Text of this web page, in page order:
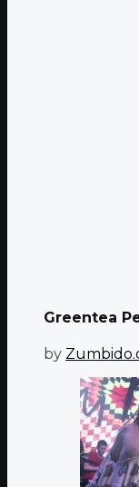
Greentea
by